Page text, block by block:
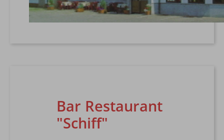
Bar Restaurant
"Schiff"